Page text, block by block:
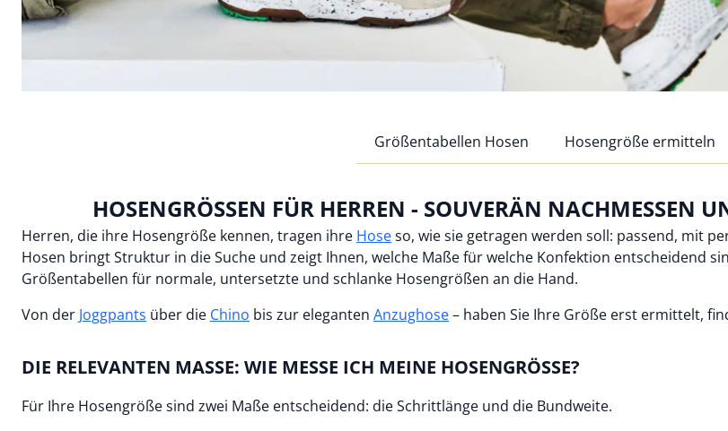
Größentabellen Hosen Hosengröße ermitteln
HOSENGRÖSSEN FÜR HERREN - SOUVERÄN NACHMESSEN
Herren, die ihre Hosengröße kennen, tragen ihre Hoseso, wie sie getragen werden soll: passend, mit
Hosen bringt Struktur in die Suche und zeigt Ihnen, welche Maße für welche Konfektion entscheidend
Größentabellen für normale, untersetzte und schlanke Hosengrößen an die Hand.
Von der Joggpants über die Chino bis zur eleganten Anzughose– haben Sie Ihre Größe erst ermittelt,
DIE RELEVANTEN MASSE: WIE MESSE ICH MEINE HOSENGRÖSSE?
Für Ihre Hosengröße sind zwei Maße entscheidend: die Schrittlänge und die Bundweite.